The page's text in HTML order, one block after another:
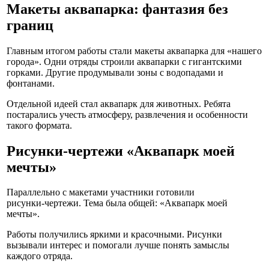
Макеты аквапарка: фантазия без
границ
Главным итогом работы стали макеты аквапарка для «нашего
города». Одни отряды строили аквапарки с гигантскими
горками. Другие продумывали зоны с водопадами и
фонтанами.
Отдельной идеей стал аквапарк для животных. Ребята
постарались учесть атмосферу, развлечения и особенности
такого формата.
Рисунки‑чертежи «Аквапарк моей
мечты»
Параллельно с макетами участники готовили
рисунки‑чертежи. Тема была общей: «Аквапарк моей
мечты».
Работы получились яркими и красочными. Рисунки
вызывали интерес и помогали лучше понять замыслы
каждого отряда.